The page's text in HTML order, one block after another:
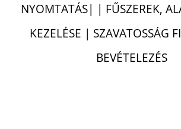
NYOMTATÁS| | FŰSZEREK,
KEZELÉSE | SZAVATOSSÁG
BEVÉTELEZÉS